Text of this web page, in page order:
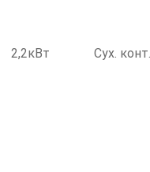
2,2кВт Сух.